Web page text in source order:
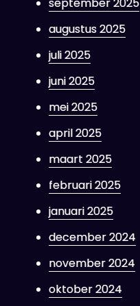
augustus 2025
juli 2025
juni 2025
mei 2025
april 2025
maart 2025
februari 2025
januari 2025
december 2024
november 2024
oktober 2024